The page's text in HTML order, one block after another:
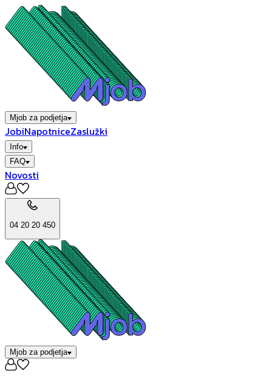
Mjob za podjetja
JobiNapotniceZaslužki
Info
FAQ
Novosti
04 20 20 450
Mjob za podjetja